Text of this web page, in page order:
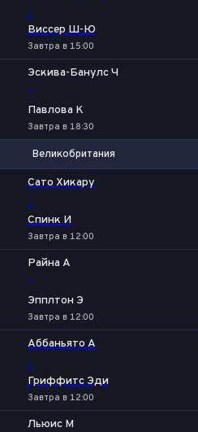
-
Виссер Ш-Ю
Завтра в 15:00
Эскива-Банулс Ч
-
Павлова К
Завтра в 18:30
Великобритания
Сато Хикару
-
Спинк И
Завтра в 12:00
Райна А
-
Эпплтон Э
Завтра в 12:00
Аббаньято А
-
Гриффитс Эди
Завтра в 12:00
Льюис М